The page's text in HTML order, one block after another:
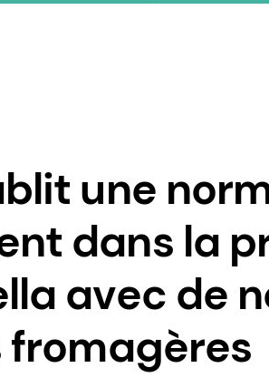
une
dans la
avec de